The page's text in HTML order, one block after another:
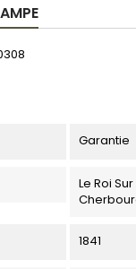
Garantie
Le Roi
1841